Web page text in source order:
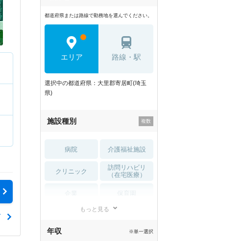
都道府県または路線で勤務地を選んでください。
エリア 路線・駅
選択中の都道府県：大里郡寄居町(埼玉
県)
施設種別
病院 介護福祉施設
クリニック
訪問リハビリ
（在宅医療）
もっと見る
年収 ※単一選択